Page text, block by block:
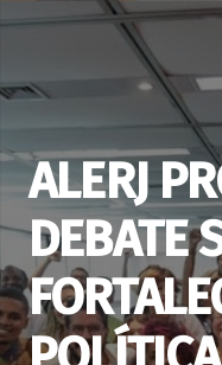
ALERJ
DEBATE